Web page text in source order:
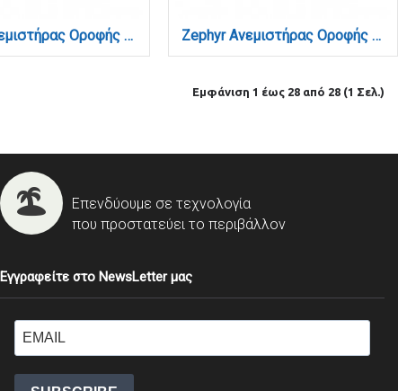
TETON Ανεμιστήρας Οροφής Bladeless Μαύρο 56W LED 5900lm 3CCT App Control (101001010) Zephyr Ανεμιστήρας Οροφής LED με App Control & 3CCT | Wood & Λευκό (101000940)
Εμφάνιση 1 έως 28 από 28 (1 Σελ.)
Επενδύουμε σε τεχνολογία
που προστατεύει το περιβάλλον
Εγγραφείτε στο NewsLetter μας